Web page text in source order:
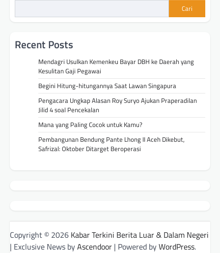
Cari
Recent Posts
Mendagri Usulkan Kemenkeu Bayar DBH ke Daerah yang
Kesulitan Gaji Pegawai
Begini Hitung-hitungannya Saat Lawan Singapura
Pengacara Ungkap Alasan Roy Suryo Ajukan Praperadilan
Jilid 4 soal Pencekalan
Mana yang Paling Cocok untuk Kamu?
Pembangunan Bendung Pante Lhong II Aceh Dikebut,
Safrizal: Oktober Ditarget Beroperasi
Copyright © 2026 Kabar Terkini Berita Luar & Dalam Negeri
| Exclusive News byAscendoor | Powered byWordPress.